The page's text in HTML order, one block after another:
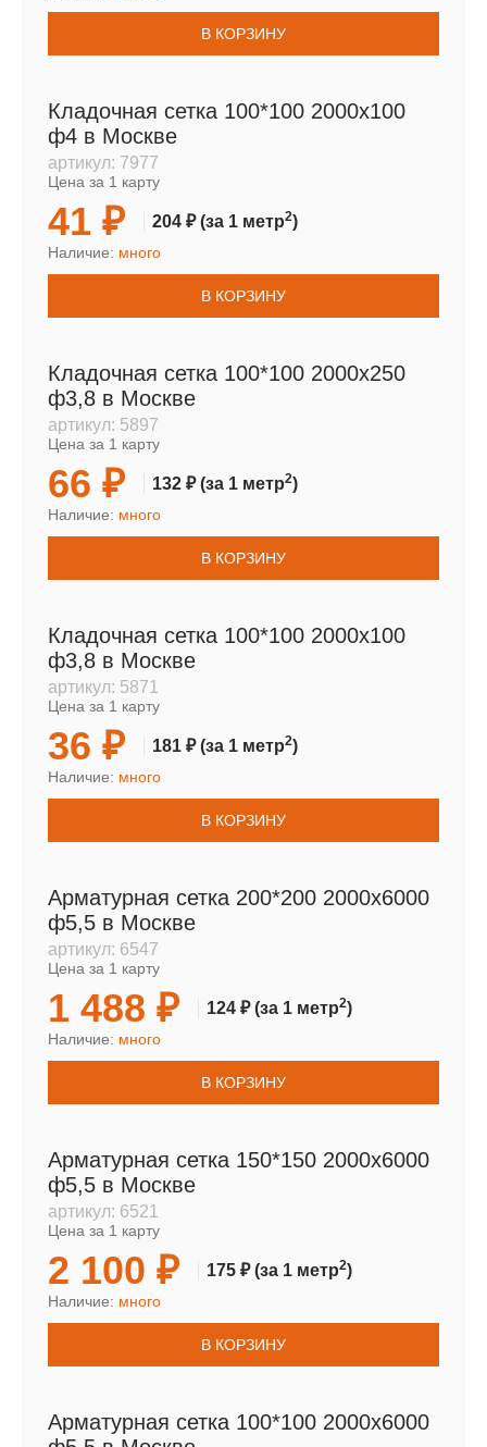
В КОРЗИНУ
Кладочная сетка 100*100 2000х100
ф4 в Москве
артикул: 7977
Цена за 1 карту
41 ₽ 204 ₽(за 1 метр2)
Наличие: много
В КОРЗИНУ
Кладочная сетка 100*100 2000х250
ф3,8 в Москве
артикул: 5897
Цена за 1 карту
66 ₽ 132 ₽(за 1 метр2)
Наличие: много
В КОРЗИНУ
Кладочная сетка 100*100 2000х100
ф3,8 в Москве
артикул: 5871
Цена за 1 карту
36 ₽ 181 ₽(за 1 метр2)
Наличие: много
В КОРЗИНУ
Арматурная сетка 200*200 2000х6000
ф5,5 в Москве
артикул: 6547
Цена за 1 карту
1 488 ₽ 124 ₽(за 1 метр2)
Наличие: много
В КОРЗИНУ
Арматурная сетка 150*150 2000х6000
ф5,5 в Москве
артикул: 6521
Цена за 1 карту
2 100 ₽ 175 ₽(за 1 метр2)
Наличие: много
В КОРЗИНУ
Арматурная сетка 100*100 2000х6000